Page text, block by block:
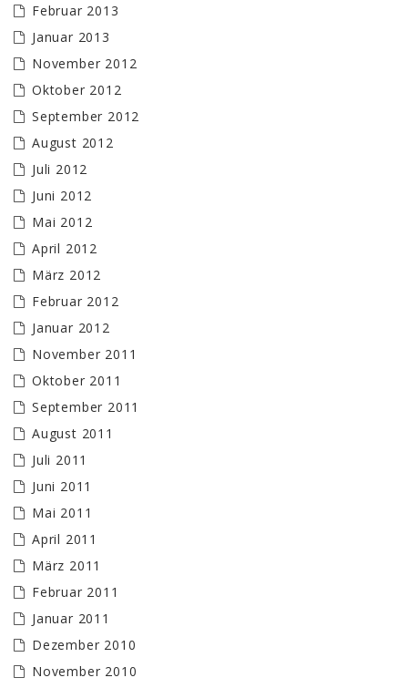
Februar 2013
Januar 2013
November 2012
Oktober 2012
September 2012
August 2012
Juli 2012
Juni 2012
Mai 2012
April 2012
März 2012
Februar 2012
Januar 2012
November 2011
Oktober 2011
September 2011
August 2011
Juli 2011
Juni 2011
Mai 2011
April 2011
März 2011
Februar 2011
Januar 2011
Dezember 2010
November 2010